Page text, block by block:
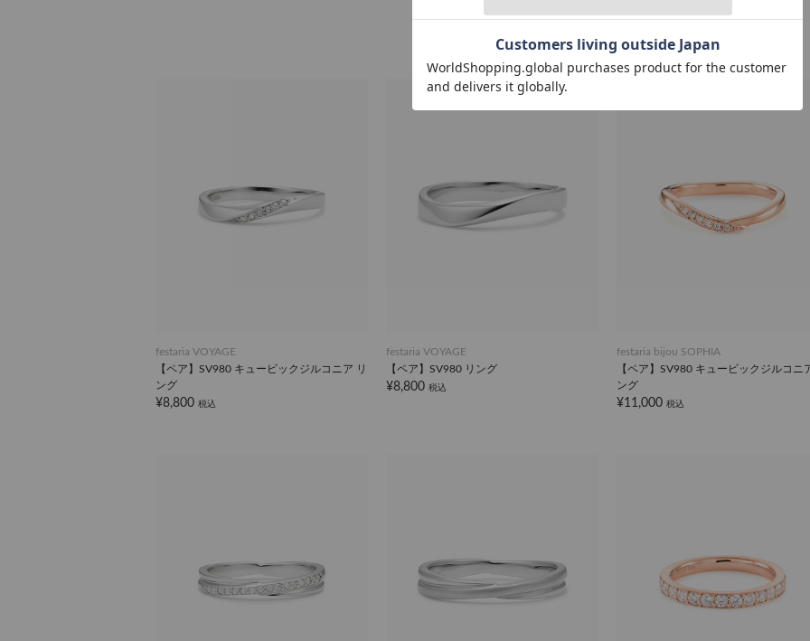
festaria VOYAGE
【ペア】SV980 キュービックジルコニア リ
ング
¥8,800 税込
festaria VOYAGE
【ペア】SV980 リング
¥8,800 税込
festaria bijou SOPHIA
【ペア】SV980 キュービックジルコニ
ング
¥11,000 税込